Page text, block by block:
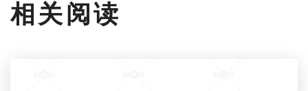
相关阅读